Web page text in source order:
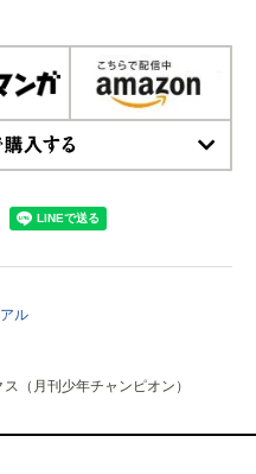
ル
（月刊少年チャンピオン）